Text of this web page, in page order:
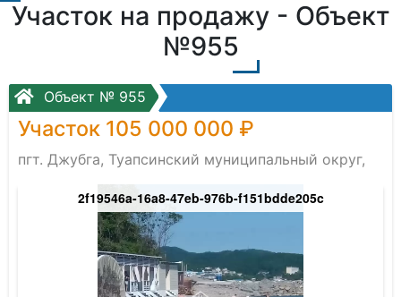
Участок на продажу - Объект
№955
Объект № 955
Участок 105 000 000 ₽
пгт. Джубга, Туапсинский муниципальный округ,
2f19546a-16a8-47eb-976b-f151bdde205c